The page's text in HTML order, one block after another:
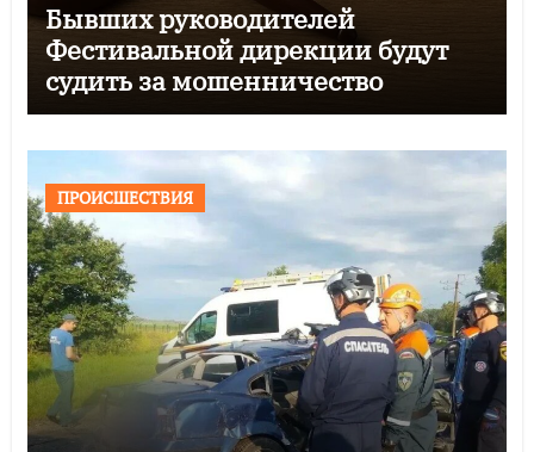
Бывших руководителей
Фестивальной дирекции будут
судить за мошенничество
ПРОИСШЕСТВИЯ